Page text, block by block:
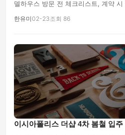
델하우스 방문 전 체크리스트, 계약
한유미02-23조회 86
이시아폴리스 더샵 4차 봄철 입